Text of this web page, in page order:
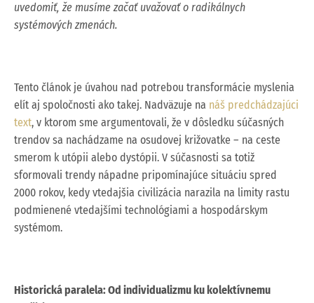
uvedomiť, že musíme začať uvažovať o radikálnych
systémových zmenách.
Tento článok je úvahou nad potrebou transformácie myslenia
elít aj spoločnosti ako takej. Nadväzuje na náš predchádzajúci
text, v ktorom sme argumentovali, že v dôsledku súčasných
trendov sa nachádzame na osudovej križovatke – na ceste
smerom k utópii alebo dystópii. V súčasnosti sa totiž
sformovali trendy nápadne pripomínajúce situáciu spred
2000 rokov, kedy vtedajšia civilizácia narazila na limity rastu
podmienené vtedajšími technológiami a hospodárskym
systémom.
Historická paralela: Od individualizmu ku kolektívnemu